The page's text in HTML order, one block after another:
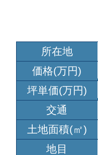
所在地
価格(万円)
坪単価(万円)
交通
土地面積(㎡)
地目